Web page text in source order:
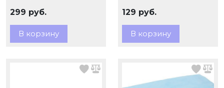
сложения, 20 шт. пачка
299 руб.
В корзину
129 руб.
В корзину